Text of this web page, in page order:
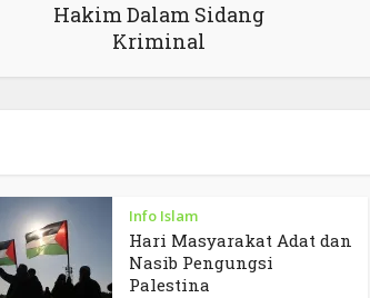
Hakim Dalam Sidang
Kriminal
Info Islam
Hari Masyarakat Adat dan
Nasib Pengungsi
Palestina